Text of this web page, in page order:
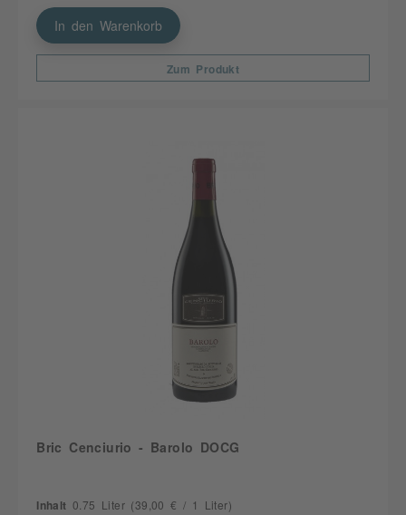
In den Warenkorb
Zum Produkt
Bric Cenciurio - Barolo DOCG
Inhalt 0.75 Liter (39,00 € / 1 Liter)